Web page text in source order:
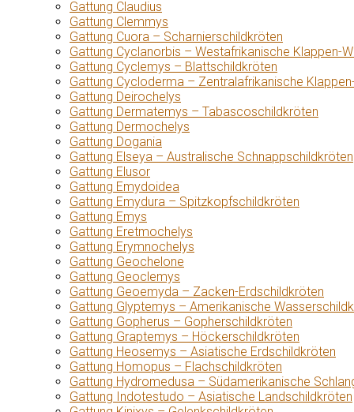
Gattung Claudius
Gattung Clemmys
Gattung Cuora – Scharnierschildkröten
Gattung Cyclanorbis – Westafrikanische Klappen-
Gattung Cyclemys – Blattschildkröten
Gattung Cycloderma – Zentralafrikanische
Gattung Deirochelys
Gattung Dermatemys – Tabascoschildkröten
Gattung Dermochelys
Gattung Dogania
Gattung Elseya – Australische Schnappschildkröten
Gattung Elusor
Gattung Emydoidea
Gattung Emydura – Spitzkopfschildkröten
Gattung Emys
Gattung Eretmochelys
Gattung Erymnochelys
Gattung Geochelone
Gattung Geoclemys
Gattung Geoemyda – Zacken-Erdschildkröten
Gattung Glyptemys – Amerikanische
Gattung Gopherus – Gopherschildkröten
Gattung Graptemys – Höckerschildkröten
Gattung Heosemys – Asiatische Erdschildkröten
Gattung Homopus – Flachschildkröten
Gattung Hydromedusa – Südamerikanische
Gattung Indotestudo – Asiatische Landschildkröten